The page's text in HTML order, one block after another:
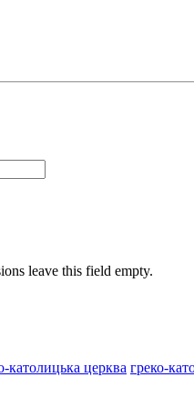
leave this field empty.
католицька церква греко-